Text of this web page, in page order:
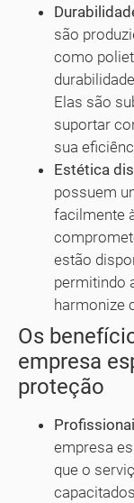
são
como
Elas são
suportar
sua
Estética
possuem
facilmente
estão
permitindo
harmonize
Os
empresa
proteção
empresa
que o